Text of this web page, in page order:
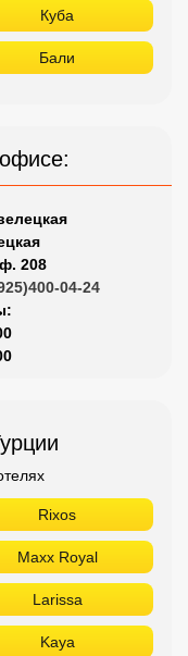
Куба
Бали
208
04-24
Rixos
Maxx Royal
Larissa
Kaya